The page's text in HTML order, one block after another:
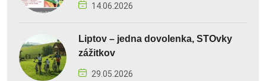
14.06.2026
Liptov – jedna dovolenka, STOvky
zážitkov
29.05.2026